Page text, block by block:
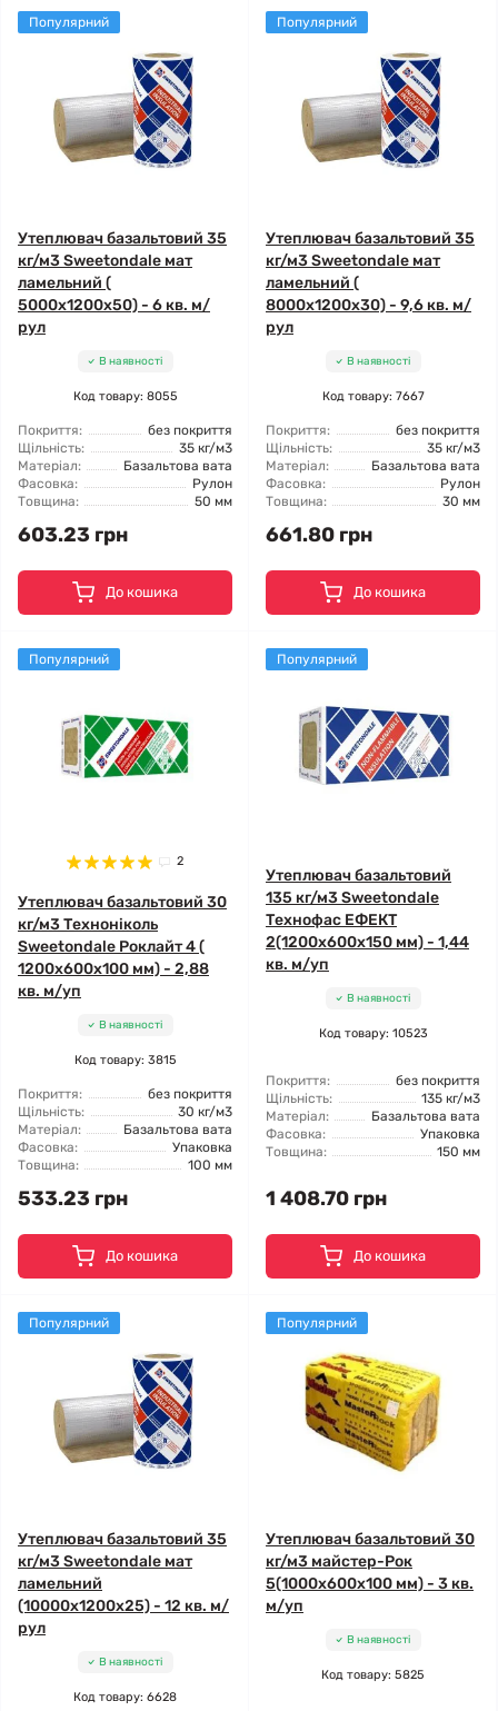
Популярний
Утеплювач базальтовий 35
кг/м3 Sweetondale мат
ламельний (
5000x1200x50) - 6 кв. м/
рул
В наявності
Код товару: 8055
Покриття:
без покриття
Щільність:
35 кг/м3
Матеріал:
Базальтова вата
Фасовка:
Рулон
Товщина:
50 мм
603.23 грн
До кошика
Популярний
Утеплювач базальтовий 35
кг/м3 Sweetondale мат
ламельний (
8000x1200x30) - 9,6 кв. м/
рул
В наявності
Код товару: 7667
Покриття:
без покриття
Щільність:
35 кг/м3
Матеріал:
Базальтова вата
Фасовка:
Рулон
Товщина:
30 мм
661.80 грн
До кошика
Популярний
2
Утеплювач базальтовий 30
кг/м3 Техноніколь
Sweetondale Роклайт 4 (
1200x600x100 мм) - 2,88
кв. м/уп
В наявності
Код товару: 3815
Покриття:
без покриття
Щільність:
30 кг/м3
Матеріал:
Базальтова вата
Фасовка:
Упаковка
Товщина:
100 мм
533.23 грн
До кошика
Популярний
Утеплювач базальтовий
135 кг/м3 Sweetondale
Технофас ЕФЕКТ
2(1200x600x150 мм) - 1,44
кв. м/уп
В наявності
Код товару: 10523
Покриття:
без покриття
Щільність:
135 кг/м3
Матеріал:
Базальтова вата
Фасовка:
Упаковка
Товщина:
150 мм
1 408.70 грн
До кошика
Популярний
Утеплювач базальтовий 35
кг/м3 Sweetondale мат
ламельний
(10000x1200x25) - 12 кв. м/
рул
В наявності
Код товару: 6628
Популярний
Утеплювач базальтовий 30
кг/м3 майстер-Рок
5(1000x600x100 мм) - 3 кв.
м/уп
В наявності
Код товару: 5825